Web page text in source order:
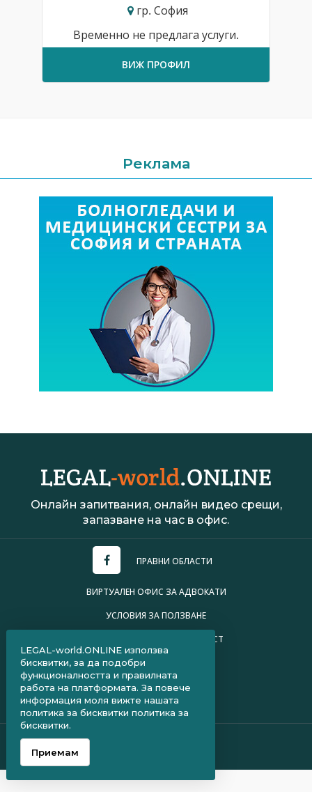
гр. София
Временно не предлага услуги.
ВИЖ ПРОФИЛ
Реклама
Онлайн запитвания, онлайн видео срещи,
запазване на час в офис.
ПРАВНИ ОБЛАСТИ
ВИРТУАЛЕН ОФИС ЗА АДВОКАТИ
УСЛОВИЯ ЗА ПОЛЗВАНЕ
ПОЛИТИКА ЗА ПОВЕРИТЕЛНОСТ
ЧЗВ ЗА КЛИЕНТИ
ЧЗВ ЗА АДВОКАТИ
КОНТАКТИ -->
LEGAL-world.ONLINE използва
бисквитки, за да подобри
функционалността и правилната
работа на платформата. За повече
информация моля вижте нашата
политика за бисквиткиполитика за
бисквитки.
Приемам